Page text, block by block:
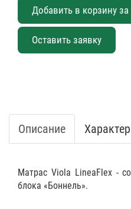
Добавить в корзину за
Оставить заявку
Описание
Матрас Viola LineaFlex -
блока «Боннель».